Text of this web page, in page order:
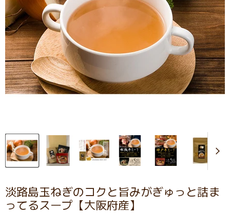
淡路島玉ねぎのコクと旨みがぎゅっと詰ま
ってるスープ【大阪府産】